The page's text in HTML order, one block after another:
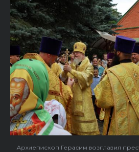
Архиепископ Герасим возглавил